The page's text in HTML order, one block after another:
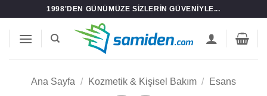
1998'DEN GÜNÜMÜZE SIZLERIN GÜVENIYLE...
Ana Sayfa / Kozmetik & Kişisel Bakım / Esans